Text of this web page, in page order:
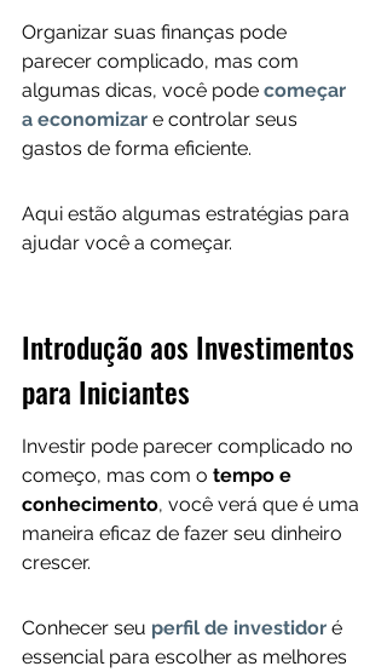
Organizar suas finanças pode
parecer complicado, mas com
algumas dicas, você pode começar
a economizar e controlar seus
gastos de forma eficiente.
Aqui estão algumas estratégias para
ajudar você a começar.
Introdução aos Investimentos
para Iniciantes
Investir pode parecer complicado no
começo, mas com o tempo e
conhecimento, você verá que é uma
maneira eficaz de fazer seu dinheiro
crescer.
Conhecer seu perfil de investidor é
essencial para escolher as melhores